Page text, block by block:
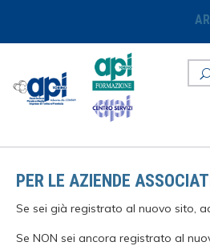
PER LE AZIENDE
Se sei già registrato al nuovo sito,
Se NON sei ancora registrato al